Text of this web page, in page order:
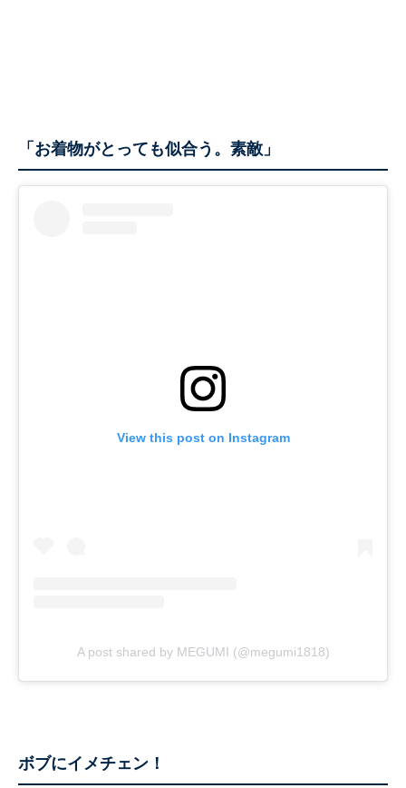
「お着物がとっても似合う。素敵」
View this post on Instagram
A post shared by MEGUMI (@megumi1818)
ボブにイメチェン！